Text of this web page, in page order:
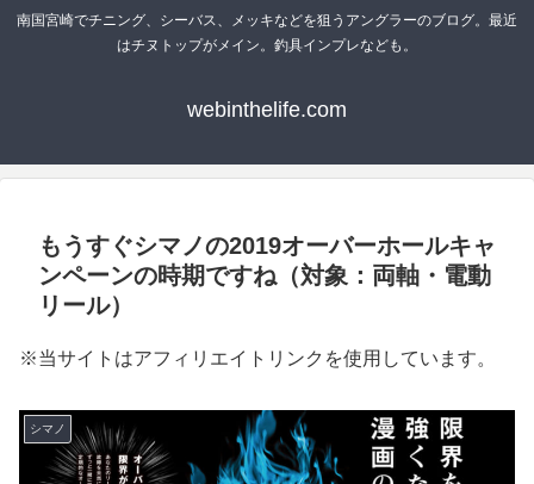
南国宮崎でチニング、シーバス、メッキなどを狙うアングラーのブログ。最近
はチヌトップがメイン。釣具インプレなども。
webinthelife.com
もうすぐシマノの2019オーバーホールキャ
ンペーンの時期ですね（対象：両軸・電動
リール）
※当サイトはアフィリエイトリンクを使用しています。
シマノ